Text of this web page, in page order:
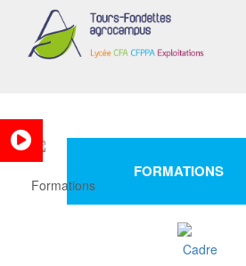
FORMATIONS